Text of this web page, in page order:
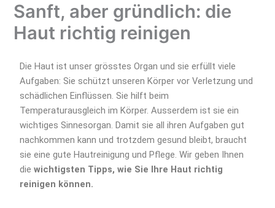
Sanft, aber gründlich: die
Haut richtig reinigen
Die Haut ist unser grösstes Organ und sie erfüllt viele
Aufgaben: Sie schützt unseren Körper vor Verletzung und
schädlichen Einflüssen. Sie hilft beim
Temperaturausgleich im Körper. Ausserdem ist sie ein
wichtiges Sinnesorgan. Damit sie all ihren Aufgaben gut
nachkommen kann und trotzdem gesund bleibt, braucht
sie eine gute Hautreinigung und Pflege. Wir geben Ihnen
diewichtigsten Tipps, wie Sie Ihre Haut richtig
reinigen können.